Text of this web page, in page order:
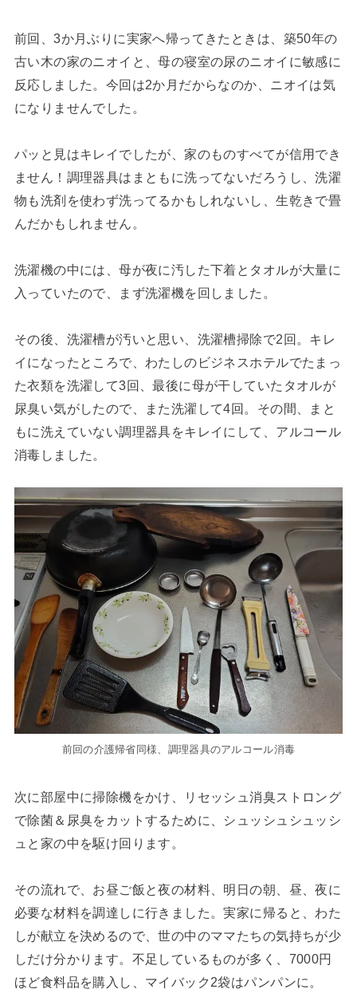
前回、3か月ぶりに実家へ帰ってきたときは、築50年の
古い木の家のニオイと、母の寝室の尿のニオイに敏感に
反応しました。今回は2か月だからなのか、ニオイは気
になりませんでした。
パッと見はキレイでしたが、家のものすべてが信用でき
ません！調理器具はまともに洗ってないだろうし、洗濯
物も洗剤を使わず洗ってるかもしれないし、生乾きで畳
んだかもしれません。
洗濯機の中には、母が夜に汚した下着とタオルが大量に
入っていたので、まず洗濯機を回しました。
その後、洗濯槽が汚いと思い、洗濯槽掃除で2回。キレ
イになったところで、わたしのビジネスホテルでたまっ
た衣類を洗濯して3回、最後に母が干していたタオルが
尿臭い気がしたので、また洗濯して4回。その間、まと
もに洗えていない調理器具をキレイにして、アルコール
消毒しました。
前回の介護帰省同様、調理器具のアルコール消毒
次に部屋中に掃除機をかけ、リセッシュ消臭ストロング
で除菌＆尿臭をカットするために、シュッシュシュッシ
ュと家の中を駆け回ります。
その流れで、お昼ご飯と夜の材料、明日の朝、昼、夜に
必要な材料を調達しに行きました。実家に帰ると、わた
しが献立を決めるので、世の中のママたちの気持ちが少
しだけ分かります。不足しているものが多く、7000円
ほど食料品を購入し、マイバック2袋はパンパンに。